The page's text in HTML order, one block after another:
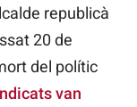
republicà
20 de
del polític
van